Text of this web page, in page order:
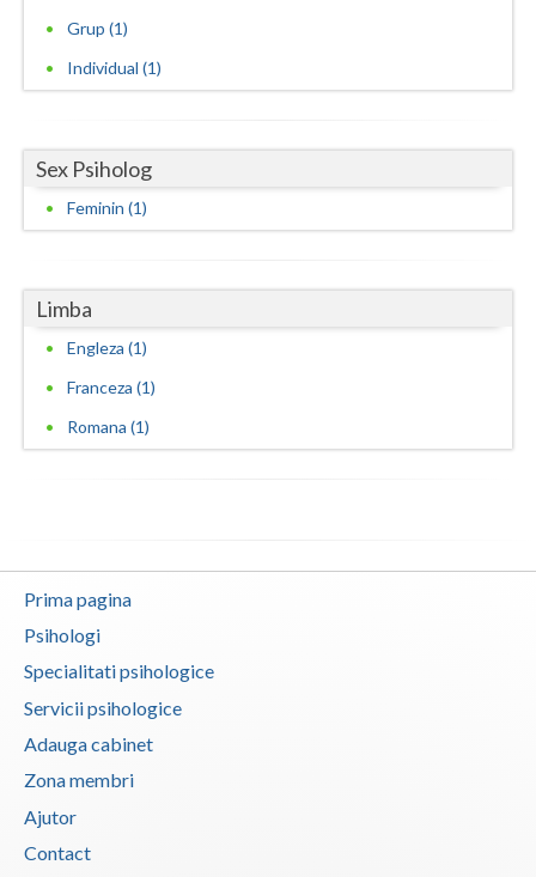
Valcea
Vaslui
Grup (1)
Individual (1)
Sex Psiholog
Feminin (1)
Limba
Engleza (1)
Franceza (1)
Romana (1)
Prima pagina
Psihologi
Specialitati psihologice
Servicii psihologice
Adauga cabinet
Zona membri
Ajutor
Contact